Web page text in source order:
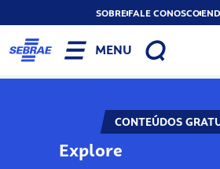
SOBREFALE CONOSCO
MENU
CONTEÚDOS
Explore